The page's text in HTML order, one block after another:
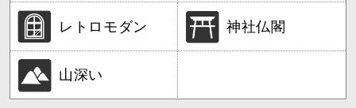
レトロモダン 神社仏閣
山深い